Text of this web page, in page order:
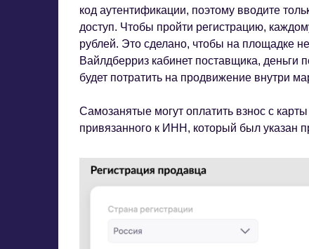
код аутентификации, поэтому вводите
доступ. Чтобы пройти регистрацию,
рублей. Это сделано, чтобы на площадке
Вайлдберриз кабинет поставщика, деньги
будет потратить на продвижение внутри
Самозанятые могут оплатить взнос с
привязанного к ИНН, который был указан